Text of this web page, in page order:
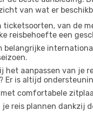
van wat er
ticketsoorten, van de
reisbehoefte een
belangrijke
het aanpassen van
is altijd
comfortabele
reis plannen dankzij